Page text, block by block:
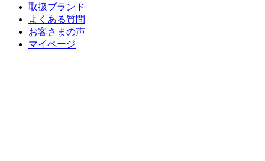
取扱ブランド
よくある質問
お客さまの声
マイページ